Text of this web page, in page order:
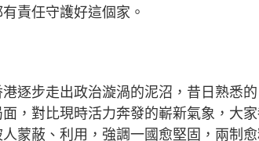
責任守護好這個家。
逐步走出政治漩渦的泥沼，昔日熟悉
，對比現時活力奔發的嶄新氣象，大
蒙蔽、利用，強調一國愈堅固，兩制